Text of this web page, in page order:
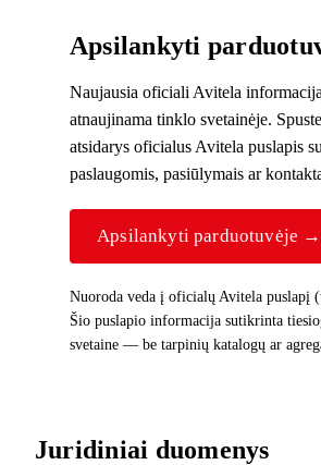
Apsilankyti
Naujausia oficiali Avitela
atnaujinama tinklo svetainėje.
atsidarys oficialus Avitela puslapis
paslaugomis, pasiūlymais ar
Apsilankyti parduotuvėje →
Nuoroda veda į oficialų Avitela puslapį
Šio puslapio informacija sutikrinta
svetaine — be tarpinių katalogų ar
Juridiniai duomenys